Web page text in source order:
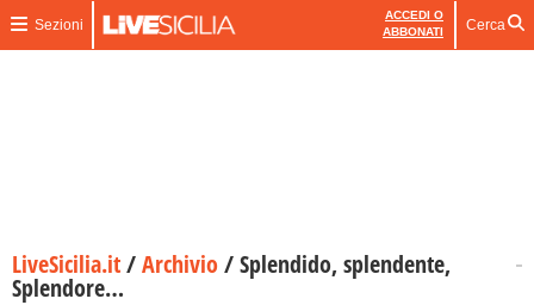
Sezioni
ACCEDI O
ABBONATI
Cerca
LiveSicilia.it/Archivio/Splendido, splendente,
Splendore…